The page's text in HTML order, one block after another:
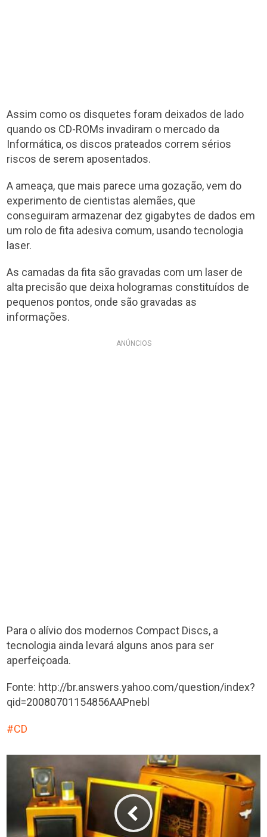
Assim como os disquetes foram deixados de lado
quando os CD-ROMs invadiram o mercado da
Informática, os discos prateados correm sérios
riscos de serem aposentados.
A ameaça, que mais parece uma gozação, vem do
experimento de cientistas alemães, que
conseguiram armazenar dez gigabytes de dados em
um rolo de fita adesiva comum, usando tecnologia
laser.
As camadas da fita são gravadas com um laser de
alta precisão que deixa hologramas constituídos de
pequenos pontos, onde são gravadas as
informações.
ANÚNCIOS
Para o alívio dos modernos Compact Discs, a
tecnologia ainda levará alguns anos para ser
aperfeiçoada.
Fonte: http://br.answers.yahoo.com/question/index?
qid=20080701154856AAPnebl
CD